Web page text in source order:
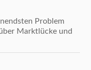
Problem
Marktlücke und